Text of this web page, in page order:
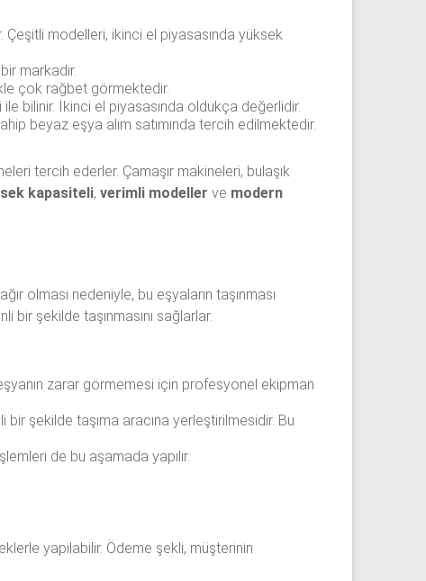
Çeşitli modelleri, ikinci el piyasasında yüksek
markadır.
çok rağbet görmektedir.
bilinir. İkinci el piyasasında oldukça değerlidir.
beyaz eşya alım satımında tercih edilmektedir.
tercih ederler. Çamaşır makineleri, bulaşık
kapasiteli, verimli modeller ve modern
olması nedeniyle, bu eşyaların taşınması
bir şekilde taşınmasını sağlarlar.
zarar görmemesi için profesyonel ekipman
şekilde taşıma aracına yerleştirilmesidir. Bu
de bu aşamada yapılır.
yapılabilir. Ödeme şekli, müşterinin